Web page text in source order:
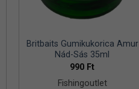
Britbaits Gumikukorica Amur
Nád-Sás 35ml
990 Ft
Fishingoutlet